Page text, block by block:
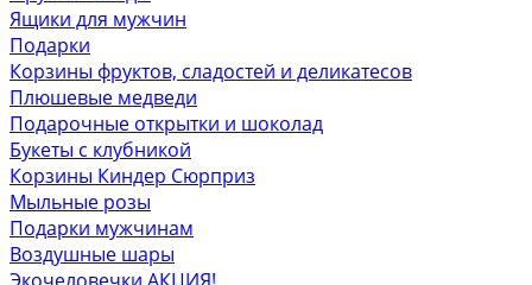
Ящики для мужчин
Подарки
Корзины фруктов, сладостей и деликатесов
Плюшевые медведи
Подарочные открытки и шоколад
Букеты с клубникой
Корзины Киндер Сюрприз
Мыльные розы
Подарки мужчинам
Воздушные шары